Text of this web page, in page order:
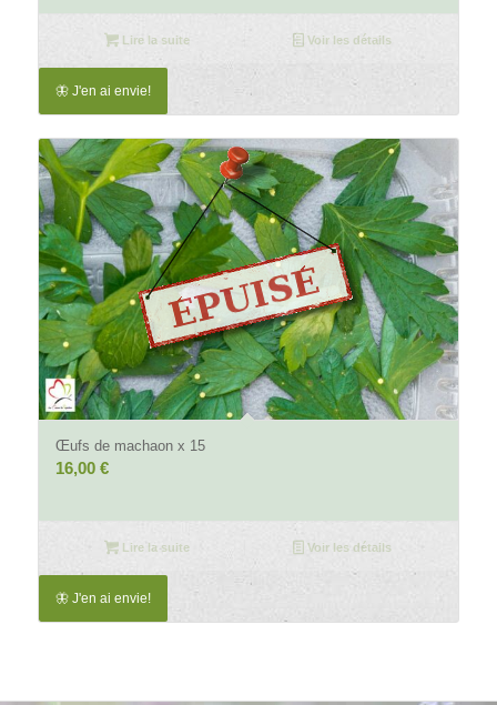
initial
41,00 €.
Lire la suite Voir les détails
🦋 J'en ai envie!
Œufs de machaon x 15
16,00 €
Lire la suite Voir les détails
🦋 J'en ai envie!